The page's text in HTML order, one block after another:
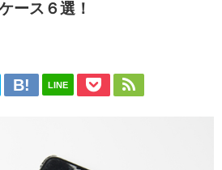
ース６選！
LINE